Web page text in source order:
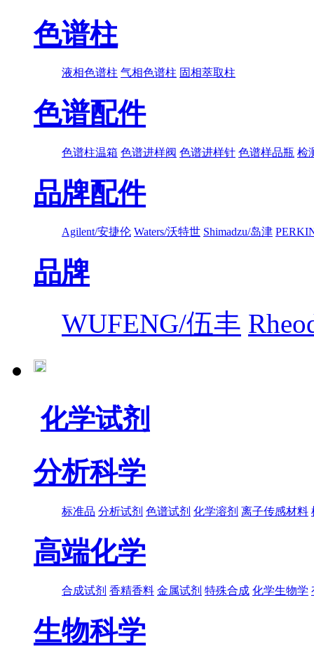
色谱柱
液相色谱柱 气相色谱柱 固相萃取柱
色谱配件
色谱柱温箱 色谱进样阀 色谱进样针 色谱样品瓶 检
品牌配件
Agilent/安捷伦 Waters/沃特世 Shimadzu/岛津
品牌
WUFENG/伍丰
化学试剂
分析科学
标准品 分析试剂 色谱试剂 化学溶剂 离子传感材料
高端化学
合成试剂 香精香料 金属试剂 特殊合成 化学生物学
生物科学